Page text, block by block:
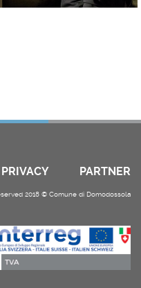
PRIVACY PARTNER
2018 © Comune di Domodossola